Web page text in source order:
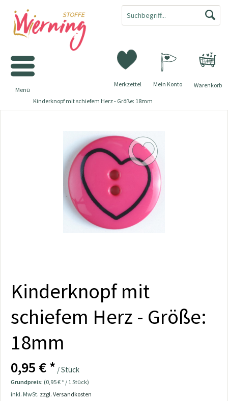
Warenkorb
Merkzettel Mein Konto
Menü
Kinderknopf mit schiefem Herz - Größe: 18mm
Kinderknopf mit
schiefem Herz - Größe:
18mm
0,95 € * / Stück
Grundpreis: (0,95 € * / 1 Stück)
inkl. MwSt. zzgl. Versandkosten